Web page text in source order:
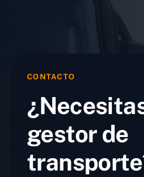
CONTACTO
gestor de